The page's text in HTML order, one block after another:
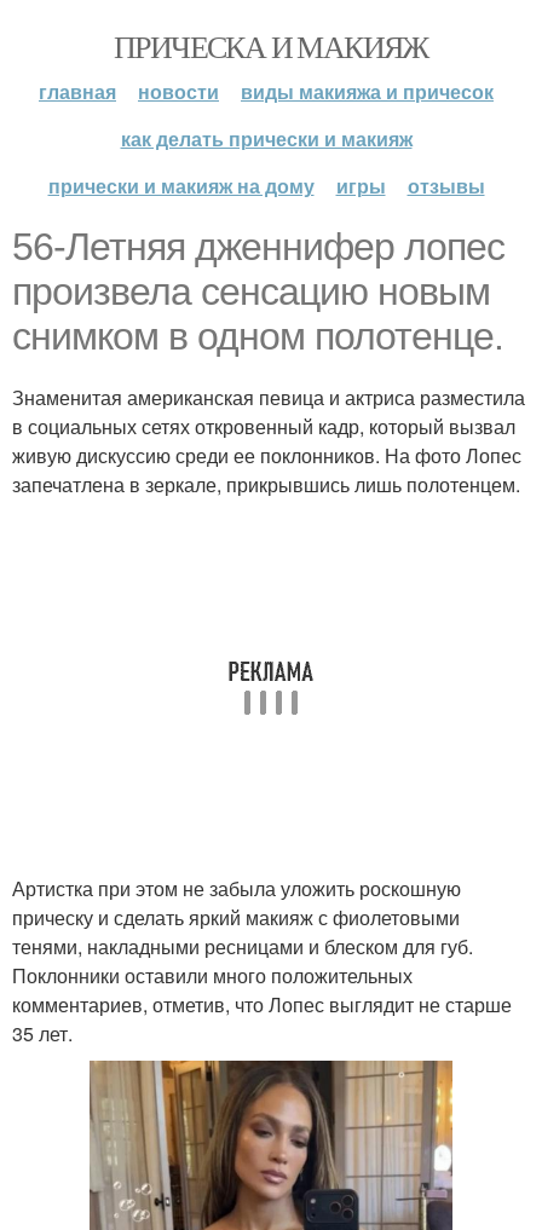
ПРИЧЕСКА И МАКИЯЖ
главная новости
виды макияжа и причесок
как делать прически и макияж
прически и макияж на дому
игры отзывы
56-Летняя дженнифер лопес
произвела сенсацию новым
снимком в одном полотенце.
Знаменитая американская певица и актриса разместила
в социальных сетях откровенный кадр, который вызвал
живую дискуссию среди ее поклонников. На фото Лопес
запечатлена в зеркале, прикрывшись лишь полотенцем.
Артистка при этом не забыла уложить роскошную
прическу и сделать яркий макияж с фиолетовыми
тенями, накладными ресницами и блеском для губ.
Поклонники оставили много положительных
комментариев, отметив, что Лопес выглядит не старше
35 лет.